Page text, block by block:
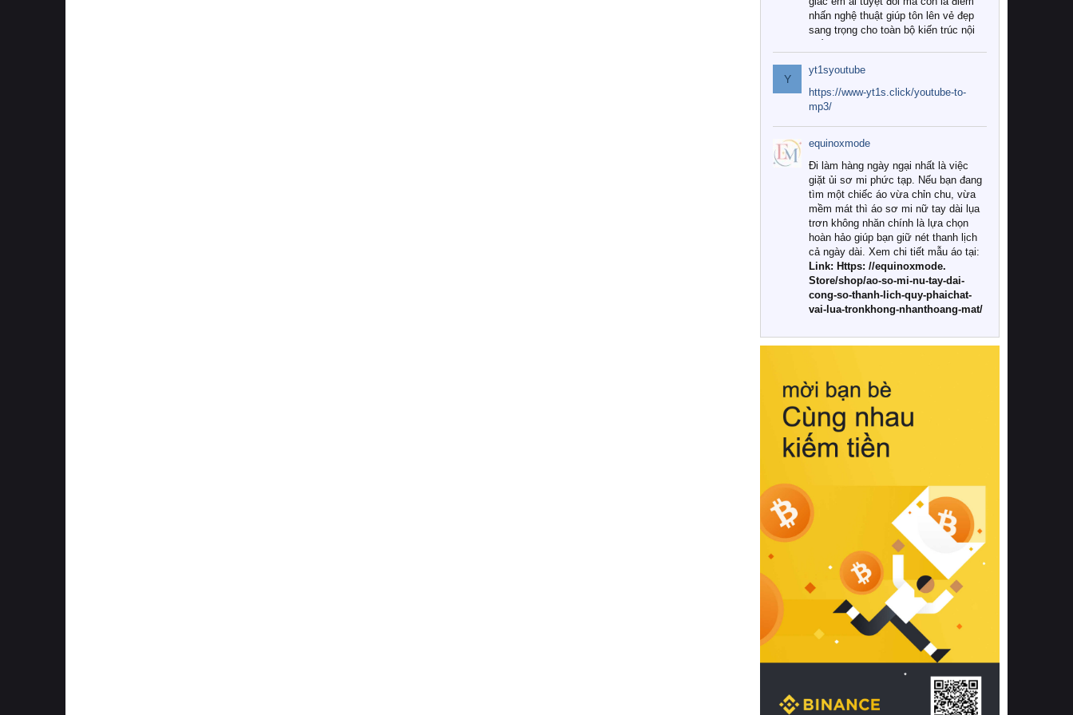
nhấn nghệ thuật giúp tôn lên vẻ đẹp
sang trọng cho toàn bộ kiến trúc nội
Tuy nhiên, giữa thị trường đa dạng
với vô vàn thương hiệu và mẫu mã
như hiện nay, làm thế nào để chọn
được những bộ chăn ga gối đệm cao
cấp thực sự chất lượng, phù hợp với
khí hậu và nhu cầu sử dụng của gia
đình? Hãy cùng chúng tôi đi tìm lời
giải đáp chi tiết qua bài viết dưới đây.
1. Tại sao các gia đình hiện đại lại ưa
chuộng chăn ga gối đệm cao cấp?
Khác với các dòng sản phẩm thông
thường, những bộ chăn ga gối đệm
cao cấp trải qua quy trình sản xuất
nghiêm ngặt từ khâu chọn lọc nguyên
liệu tự nhiên đến công nghệ dệt
nhuộm hiện đại không chứa hóa chất
này, bạn sẽ cảm nhận rõ rệt sự khác
hồi chuẩn xác của phần đệm nâng đỡ
cột sống.
Bên cạnh đó, việc lựa chọn các dòng
sản phẩm đạt chuẩn chất lượng quốc
tế còn giúp ngăn ngừa tình trạng kích
khuẩn và nấm mốc trong điều kiện
thời tiết nóng ẩm. Bạn có thể tìm hiểu
thêm các nghiên cứu khoa học về tác
động của giấc ngủ và môi trường
phòng ngủ đối với sức khỏe con
người tại Sleep Foundation (External
Link) để có cái nhìn toàn diện hơn.
2. Các tiêu chí vàng khi lựa chọn
chăn ga gối đệm cao cấp cho phòng
ngủ
Để sở hữu một bộ chăn ga gối đệm
cao cấp hoàn hảo cả về thẩm mỹ lẫn
công năng, người tiêu dùng cần cân
nhắc kỹ lưỡng các tiêu chí quan trọng
Y
yt1syoutube
https://www-yt1s.click/youtube-to-
mp3/
equinoxmode
Đi làm hàng ngày ngại nhất là việc
giặt ủi sơ mi phức tạp. Nếu bạn đang
tìm một chiếc áo vừa chỉn chu, vừa
mềm mát thì áo sơ mi nữ tay dài lụa
trơn không nhăn chính là lựa chọn
hoàn hảo giúp bạn giữ nét thanh lịch
cả ngày dài. Xem chi tiết mẫu áo tại:
Link: Https: //equinoxmode.
Store/shop/ao-so-mi-nu-tay-dai-
cong-so-thanh-lich-quy-phaichat-
vai-lua-tronkhong-nhanthoang-mat/